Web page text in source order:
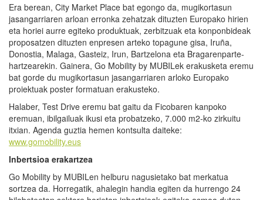
Era berean, City Market Place bat egongo da, mugikortasun
jasangarriaren arloan erronka zehatzak dituzten Europako hirien
eta horiei aurre egiteko produktuak, zerbitzuak eta konponbideak
proposatzen dituzten enpresen arteko topagune gisa, Iruña,
Donostia, Malaga, Gasteiz, Irun, Bartzelona eta Bragarenparte-
hartzearekin. Gainera, Go Mobility by MUBILek erakusketa eremu
bat gorde du mugikortasun jasangarriaren arloko Europako
proiektuak poster formatuan erakusteko.
Halaber, Test Drive eremu bat gaitu da Ficobaren kanpoko
eremuan, ibilgailuak ikusi eta probatzeko, 7.000 m2-ko zirkuitu
itxian. Agenda guztia hemen kontsulta daiteke:
www.gomobility.eus
Inbertsioa erakartzea
Go Mobility by MUBILen helburu nagusietako bat merkatua
sortzea da. Horregatik, ahalegin handia egiten da hurrengo 24